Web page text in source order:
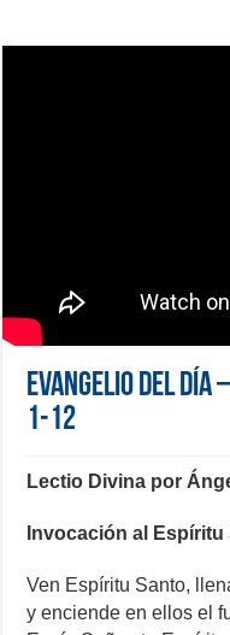
Evangelio del día
1-12
Lectio Divina por
Invocación al Espíritu
Ven Espíritu Santo,
y enciende en ellos el